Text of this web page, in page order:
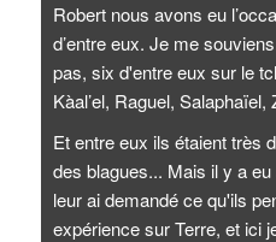
Robert nous avons eu
d’entre eux. Je me
pas, six d'entre eux sur le
Kàal’el, Raguel,
Et entre eux ils étaient très
des blagues... Mais il y a
leur ai demandé ce qu'ils
expérience sur Terre, et ici